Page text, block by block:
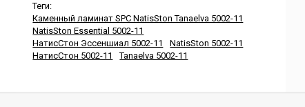
Теги:
Каменный ламинат SPC NatisSton Tanaelva 5002-11
NatisSton Essential 5002-11
НатисСтон Эссеншиал 5002-11
NatisSton 5002-11
НатисСтон 5002-11
Tanaelva 5002-11